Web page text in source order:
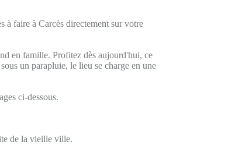
à faire à Carcès directement sur votre
en famille. Profitez dès aujourd'hui, ce
un parapluie, le lieu se charge en une
ci-dessous.
de la vieille ville.